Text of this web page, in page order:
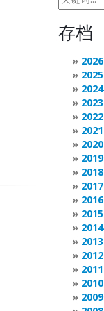
存档
2026
2025
2024
2023
2022
2021
2020
2019
2018
2017
2016
2015
2014
2013
2012
2011
2010
2009